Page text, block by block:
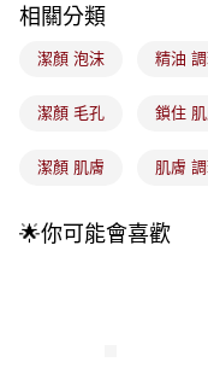
【注意事項】
1.本服務係由「台灣大哥大
用戶於交易時，得透過本
資料（包含姓名、電話或
3.完整用戶服務條款，請詳
付款後7-11取貨
每筆NT$100，滿
宅配
每筆NT$100，滿
相關分類
潔顏 泡沫 精油
潔顏 毛孔 鎖住
潔顏 肌膚 肌膚
🌟你可能會喜歡